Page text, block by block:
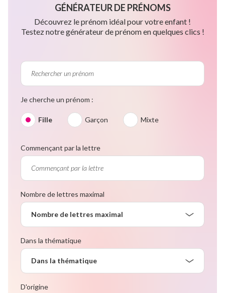
GÉNÉRATEUR DE PRÉNOMS
Découvrez le prénom idéal pour votre enfant !
Testez notre générateur de prénom en quelques clics !
Je cherche un prénom :
Fille Garçon Mixte
Commençant par la lettre
Nombre de lettres maximal
Nombre de lettres maximal
Dans la thématique
Dans la thématique
D'origine